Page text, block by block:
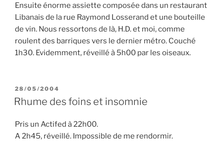
Ensuite énorme assiette composée dans un restaurant
Libanais de la rue Raymond Losserand et une bouteille
de vin. Nous ressortons de là, H.D. et moi, comme
roulent des barriques vers le dernier métro. Couché
1h30. Evidemment, réveillé à 5h00 par les oiseaux.
PUBLIÉ
LE
28/05/2004
Rhume des foins et insomnie
Pris un Actifed à 22h00.
A 2h45, réveillé. Impossible de me rendormir.